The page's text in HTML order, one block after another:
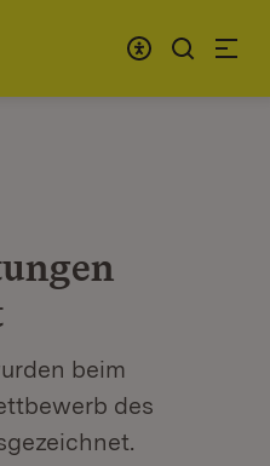
beim
des